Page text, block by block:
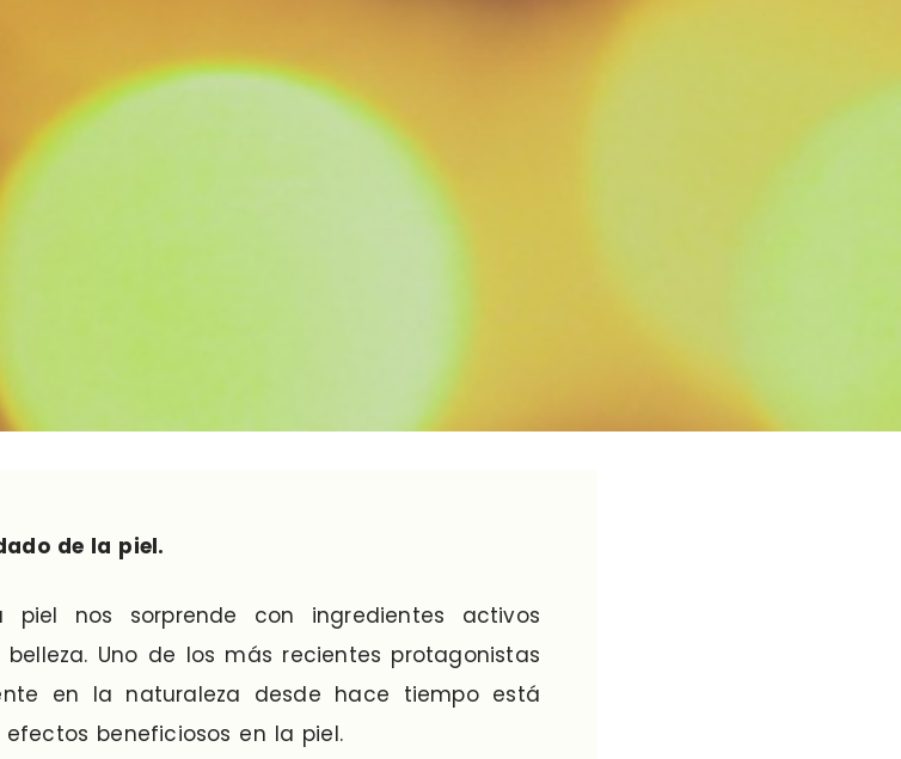
de la piel.
nos sorprende con ingredientes activos
Uno de los más recientes protagonistas
en la naturaleza desde hace tiempo está
beneficiosos en la piel.